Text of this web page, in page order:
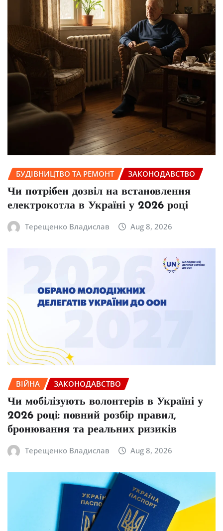
БУДІВНИЦТВО ТА РЕМОНТ ЗАКОНОДАВСТВО
Чи потрібен дозвіл на встановлення
електрокотла в Україні у 2026 році
Терещенко Владислав Aug 8, 2026
ВІЙНА ЗАКОНОДАВСТВО
Чи мобілізують волонтерів в Україні у
2026 році: повний розбір правил,
бронювання та реальних ризиків
Терещенко Владислав Aug 8, 2026